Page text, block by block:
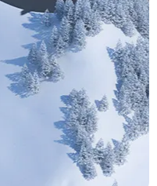
Village Club Les Mélèzes
ESF cours de ski
Parking
Pharmacie
Club Piou Piou